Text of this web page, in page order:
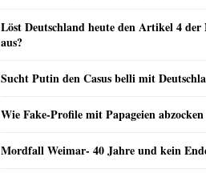
Löst Deutschland heute den Artikel 4 der
aus?
Sucht Putin den Casus belli mit
Wie Fake-Profile mit Papageien abzocken
Mordfall Weimar- 40 Jahre und kein